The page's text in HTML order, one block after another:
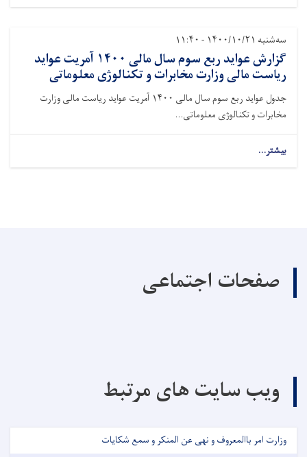
سه‌شنبه ۱۴۰۰/۱۰/۲۱ - ۱۱:۴۰
گزارش عواید ربع سوم سال مالی ۱۴۰۰ آمریت عواید
ریاست مالی وزارت مخابرات و تکنالوژی معلوماتی
جدول عواید ربع سوم سال مالی ۱۴۰۰ آمریت عواید ریاست مالی وزارت
مخابرات و تکنالوژی معلوماتی...
بیشتر...
صفحات اجتماعی
ویب سایت های مرتبط
وزارت امر باالمعروف و نهی عن المنکر و سمع شکایات